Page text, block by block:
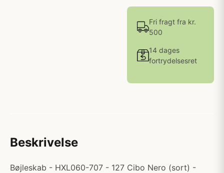
Fri fragt fra kr.
500
14 dages
fortrydelsesret
Beskrivelse
Bøjleskab - HXL060-707 - 127 Cibo Nero (sort) -